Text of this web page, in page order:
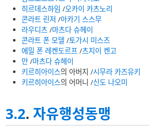
히르데스하임 /오카이 카츠노리
콘라트 린저 /아카기 스스무
라우디츠 /마츠다 슈헤이
콘라트 폰 모델 /토가시 미스즈
에밀 폰 레켄도르프 /츠지이 켄고
만 /마츠다 슈헤이
키르히아이스의 아버지 /시무라 카즈유키
키르히아이스의 어머니 /신도 나오미
3.2.자유행성동맹